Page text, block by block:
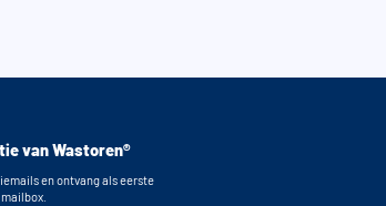
van Wastoren®
en ontvang als eerste